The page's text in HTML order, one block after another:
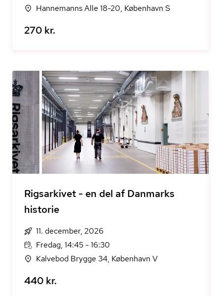
Hannemanns Alle 18-20, København S
270 kr.
Rigsarkivet - en del af Danmarks
historie
11. december, 2026
Fredag, 14:45 - 16:30
Kalvebod Brygge 34, København V
440 kr.